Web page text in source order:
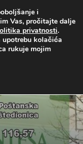
i
Vas, pročitajte dalje
privatnosti.
upotrebu kolačića
rukuje mojim